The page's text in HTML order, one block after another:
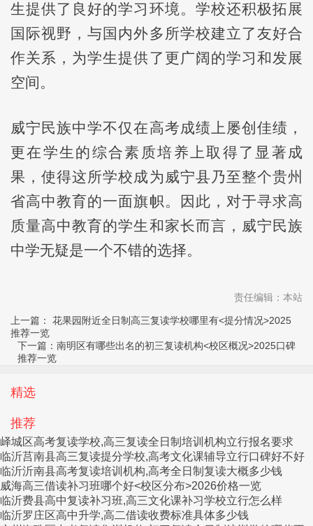
生提供了良好的学习环境。学校还积极拓展
国际视野，与国内外多所学校建立了友好合
作关系，为学生提供了更广阔的学习和发展
空间。
威宁民族中学不仅在高考成绩上屡创佳绩，
更在学生的综合素质培养上取得了显著成
果，使得这所学校成为威宁县乃至整个贵州
省高中教育的一面旗帜。因此，对于寻求高
质量高中教育的学生和家长而言，威宁民族
中学无疑是一个不错的选择。
责任编辑：本站
上一篇： 花果园附近全日制高三复读学校哪里有<提分情况>2025
推荐一览
下一篇： 南明区有哪些出名的初三复读机构<校区概况>2025口碑
推荐一览
精选
推荐
峄城区高考复读学校,高三复读全日制培训机构立行报名要求
临沂莒南县高三复读提分学校,高考文化课辅导立行口碑好不好
临沂沂南县高考复读培训机构,高考全日制复读大概多少钱
威海高三借读补习班哪个好<校区分布>2026价格一览
临沂费县高中复读补习班,高三文化课补习学校立行怎么样
临沂罗庄区高中升学,高二借读收费标准具体多少钱